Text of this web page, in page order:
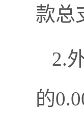
款总
2.
的